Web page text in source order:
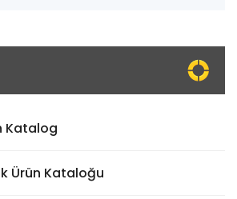
Katalog
Ürün Kataloğu